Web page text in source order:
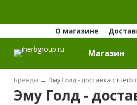
О магазине
Магазин
Бренды → Эму Голд - доставка с
Эму Голд -